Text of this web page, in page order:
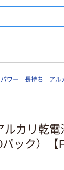
ワー 長持ち アル
カリ乾
ック） 【